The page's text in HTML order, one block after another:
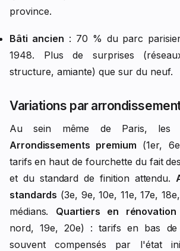
province.
Bâti ancien : 70 % du parc
1948. Plus de surprises
structure, amiante) que sur du neuf.
Variations par
Au sein même de Paris, les
Arrondissements premium (1er,
tarifs en haut de fourchette du fait
et du standard de finition attendu.
standards (3e, 9e, 10e, 11e, 17e,
médians. Quartiers en rénovation
nord, 19e, 20e) : tarifs en bas de
souvent compensés par l'état